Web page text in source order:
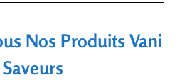
Nos Produits Vani
Saveurs